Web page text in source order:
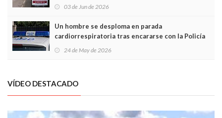
03 de Jun de 2026
Un hombre se desploma en parada
cardiorrespiratoria tras encararse con la Policía
Local en Luanco
24 de May de 2026
VÍDEO DESTACADO